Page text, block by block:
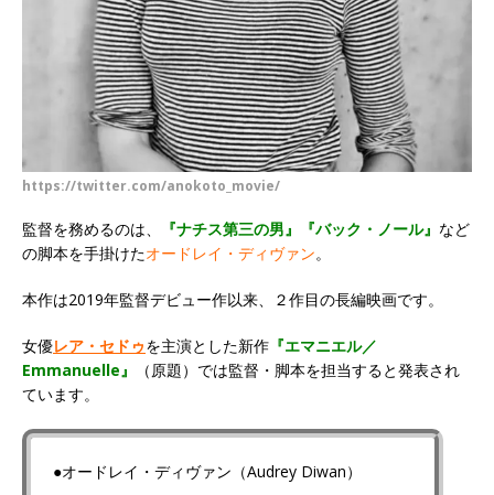
https://twitter.com/anokoto_movie/
監督を務めるのは、 『ナチス第三の男』 『バック・ノール』 など
の脚本を手掛けたオードレイ・ディヴァン。
本作は2019年監督デビュー作以来、２作目の長編映画です。
女優レア・セドゥを主演とした新作 『エマニエル／
Emmanuelle』
（原題）では監督・脚本を担当すると発表され
ています。
●オードレイ・ディヴァン（Audrey Diwan）